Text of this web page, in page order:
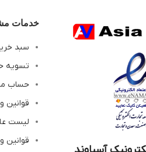
خدمات
سبد
تسویه
حساب
قوانین
لیست
قوانین